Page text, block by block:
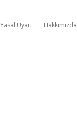
Yasal Uyarı Hakkımızda